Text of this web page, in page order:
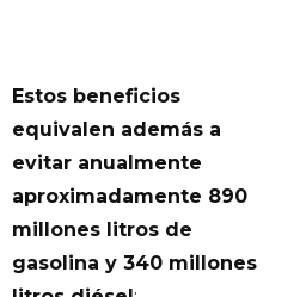
Estos beneficios
equivalen además a
evitar anualmente
aproximadamente 890
millones litros de
gasolina y 340 millones